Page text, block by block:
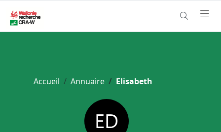
Accueil Annuaire Elisabeth